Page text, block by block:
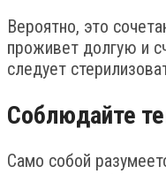
Вероятно, это
проживет долгую и
следует
Соблюдайте
Само собой